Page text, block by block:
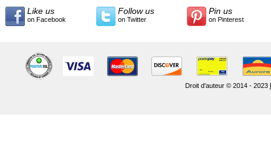
Like us
on Facebook
Follow us
on Twitter
Pin us
on Pinterest
Droit d'auteur © 2014 - 2023